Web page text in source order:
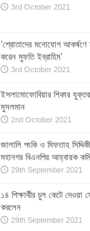
3rd October 2021
‘শ্রোতাদের মনোযোগ আকর্ষণে
করেন মুফতি ইব্রাহিম’
3rd October 2021
ইসলামোফোবিয়ার শিকার
মুসলমান
2nd October 2021
জালালি পংকি ও মিফতাহ
মহানগর বিএনপির আহ্বায়ক
29th September 2021
১৪ শিক্ষার্থীর চুল কেটে দেওয়া
করলেন
29th September 2021